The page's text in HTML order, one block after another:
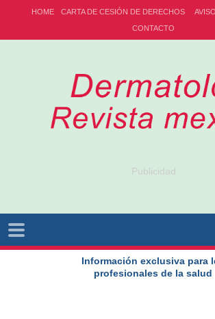
HOME CARTA DE CESIÓN DE DERECHOS
CONTACTO
Publicidad
Información exclusiva para
profesionales de la salud